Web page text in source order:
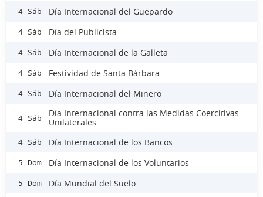
4 Sáb Día Internacional del Guepardo
4 Sáb Día del Publicista
4 Sáb Día Internacional de la Galleta
4 Sáb Festividad de Santa Bárbara
4 Sáb Día Internacional del Minero
4 Sáb
Día Internacional contra las Medidas Coercitivas
Unilaterales
4 Sáb Día Internacional de los Bancos
5 Dom Día Internacional de los Voluntarios
5 Dom Día Mundial del Suelo